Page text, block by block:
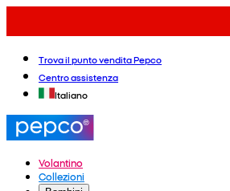
Trova il punto vendita Pepco
Centro assistenza
Italiano
Volantino
Collezioni